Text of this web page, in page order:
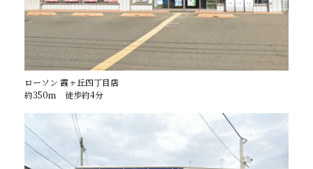
ローソン 霞ヶ丘四丁目店
約350ｍ 徒歩約4分